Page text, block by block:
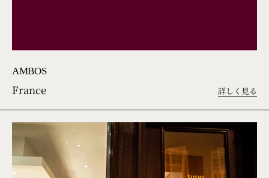
AMBOS
France 詳しく見る